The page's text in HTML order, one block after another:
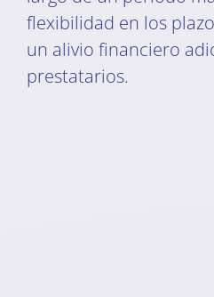
flexibilidad en los
un alivio financiero
prestatarios.